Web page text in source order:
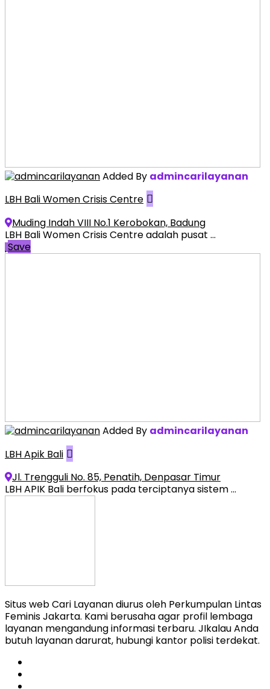
Added By admincarilayanan
LBH Bali Women Crisis Centre
Muding Indah VIII No.1 Kerobokan, Badung
LBH Bali Women Crisis Centre adalah pusat ...
Save
Added By admincarilayanan
LBH Apik Bali
Jl. Trengguli No. 85, Penatih, Denpasar Timur
LBH APIK Bali berfokus pada terciptanya sistem ...
Situs web Cari Layanan diurus oleh Perkumpulan Lintas
Feminis Jakarta. Kami berusaha agar profil lembaga
layanan mengandung informasi terbaru. JIkalau Anda
butuh layanan darurat, hubungi kantor polisi terdekat.